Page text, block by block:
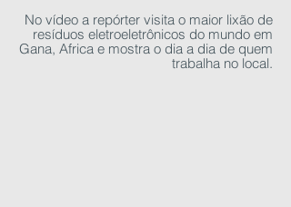
No vídeo a repórter visita o maior lixão de
resíduos eletroeletrônicos do mundo em
Gana, Africa e mostra o dia a dia de quem
trabalha no local.